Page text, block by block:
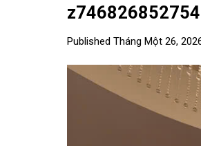
Published Tháng Một 26,